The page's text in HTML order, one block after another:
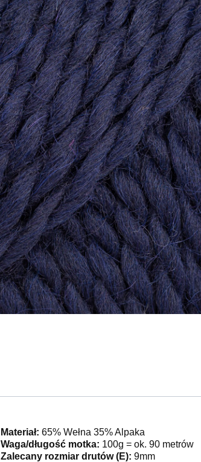
Materiał: 65% Wełna 35% Alpaka
Waga/długość motka: 100g = ok. 90 metrów
Zalecany rozmiar drutów (E): 9mm